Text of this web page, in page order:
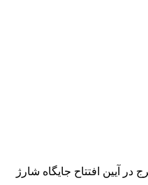
آیین افتتاح جایگاه شارژ